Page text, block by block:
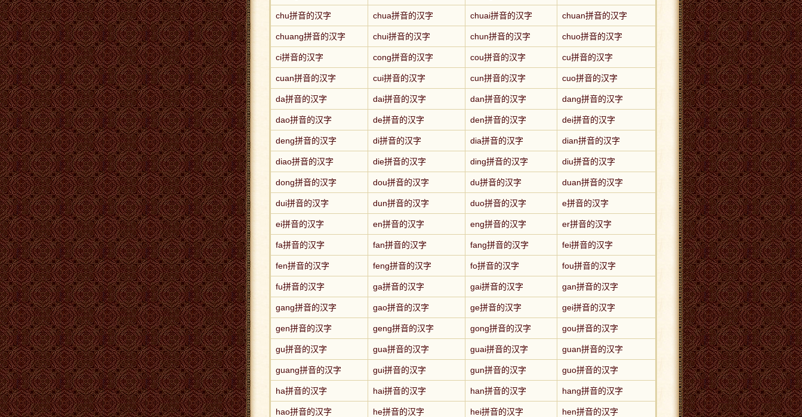
chu拼音的汉字 chua拼音的汉字 chuai拼音的汉字 chuan拼音的汉字
chuang拼音的汉字 chui拼音的汉字 chun拼音的汉字 chuo拼音的汉字
ci拼音的汉字 cong拼音的汉字 cou拼音的汉字 cu拼音的汉字
cuan拼音的汉字 cui拼音的汉字 cun拼音的汉字 cuo拼音的汉字
da拼音的汉字 dai拼音的汉字 dan拼音的汉字 dang拼音的汉字
dao拼音的汉字 de拼音的汉字 den拼音的汉字 dei拼音的汉字
deng拼音的汉字 di拼音的汉字 dia拼音的汉字 dian拼音的汉字
diao拼音的汉字 die拼音的汉字 ding拼音的汉字 diu拼音的汉字
dong拼音的汉字 dou拼音的汉字 du拼音的汉字 duan拼音的汉字
dui拼音的汉字 dun拼音的汉字 duo拼音的汉字 e拼音的汉字
ei拼音的汉字 en拼音的汉字 eng拼音的汉字 er拼音的汉字
fa拼音的汉字 fan拼音的汉字 fang拼音的汉字 fei拼音的汉字
fen拼音的汉字 feng拼音的汉字 fo拼音的汉字 fou拼音的汉字
fu拼音的汉字 ga拼音的汉字 gai拼音的汉字 gan拼音的汉字
gang拼音的汉字 gao拼音的汉字 ge拼音的汉字 gei拼音的汉字
gen拼音的汉字 geng拼音的汉字 gong拼音的汉字 gou拼音的汉字
gu拼音的汉字 gua拼音的汉字 guai拼音的汉字 guan拼音的汉字
guang拼音的汉字 gui拼音的汉字 gun拼音的汉字 guo拼音的汉字
ha拼音的汉字 hai拼音的汉字 han拼音的汉字 hang拼音的汉字
hao拼音的汉字 he拼音的汉字 hei拼音的汉字 hen拼音的汉字